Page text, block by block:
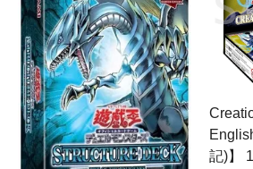
2025/8/23 遊戯王 最新デッキビルド
リベンジャーズ (DBPR) 販売開始致
ファントム・リベンジャーズ
2025/8/1 ポケモンカード MEGA 拡
ブ メガシンフォニア 販売開始致し
MEGA メガブレイブ
2025/7/26 遊戯王 最新ブースター ド
メンションズ (DOOD)追加致しまし
ドゥーム・オブ・ディメンショ
記)】